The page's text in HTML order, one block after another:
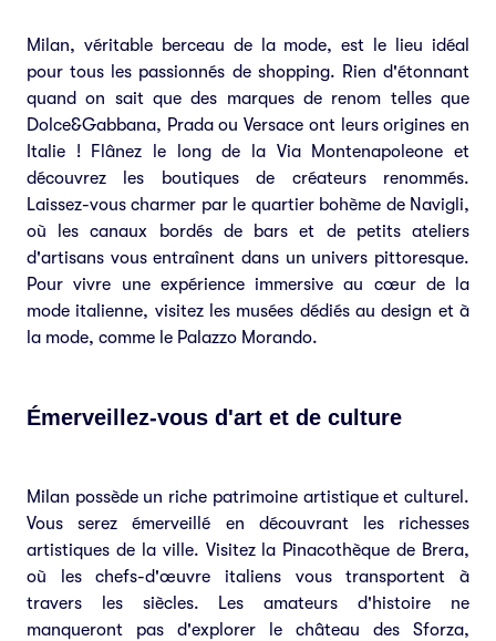
Milan, véritable berceau de la mode, est le lieu idéal
pour tous les passionnés de shopping. Rien d'étonnant
quand on sait que des marques de renom telles que
Dolce&Gabbana, Prada ou Versace ont leurs origines en
Italie ! Flânez le long de la Via Montenapoleone et
découvrez les boutiques de créateurs renommés.
Laissez-vous charmer par le quartier bohème de Navigli,
où les canaux bordés de bars et de petits ateliers
d'artisans vous entraînent dans un univers pittoresque.
Pour vivre une expérience immersive au cœur de la
mode italienne, visitez les musées dédiés au design et à
la mode, comme le Palazzo Morando.
Émerveillez-vous d'art et de culture
Milan possède un riche patrimoine artistique et culturel.
Vous serez émerveillé en découvrant les richesses
artistiques de la ville. Visitez la Pinacothèque de Brera,
où les chefs-d'œuvre italiens vous transportent à
travers les siècles. Les amateurs d'histoire ne
manqueront pas d'explorer le château des Sforza,